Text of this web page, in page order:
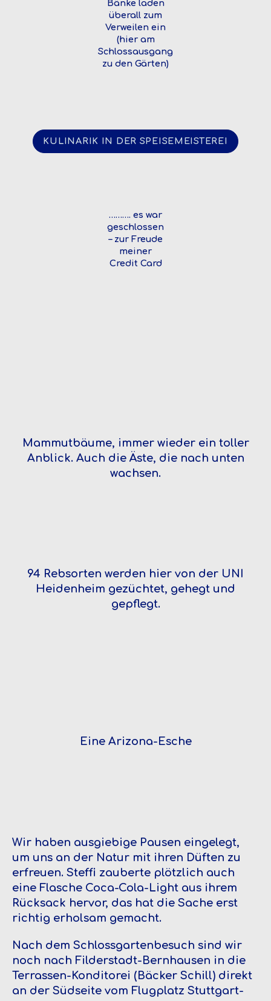
Bänke laden
überall zum
Verweilen ein
(hier am
Schlossausgang
zu den Gärten)
KULINARIK IN DER SPEISEMEISTEREI
………. es war
geschlossen
– zur Freude
meiner
Credit Card
Mammutbäume, immer wieder ein toller
Anblick. Auch die Äste, die nach unten
wachsen.
94 Rebsorten werden hier von der UNI
Heidenheim gezüchtet, gehegt und
gepflegt.
Eine Arizona-Esche
Wir haben ausgiebige Pausen eingelegt,
um uns an der Natur mit ihren Düften zu
erfreuen. Steffi zauberte plötzlich auch
eine Flasche Coca-Cola-Light aus ihrem
Rücksack hervor, das hat die Sache erst
richtig erholsam gemacht.
Nach dem Schlossgartenbesuch sind wir
noch nach Filderstadt-Bernhausen in die
Terrassen-Konditorei (Bäcker Schill) direkt
an der Südseite vom Flugplatz Stuttgart-